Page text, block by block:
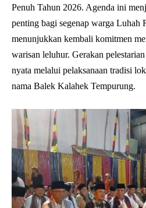
Penuh Tahun 2026. Agenda ini
penting bagi segenap warga Luhah
menunjukkan kembali komitmen
warisan leluhur. Gerakan
nyata melalui pelaksanaan tradisi
nama Balek Kalahek Tempurung.